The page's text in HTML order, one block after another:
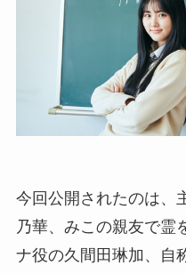
今回公開されたのは、
乃華、みこの親友で霊
ナ役の久間田琳加、自